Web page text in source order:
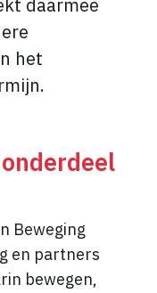
daarmee
het
Beweging
en partners
bewegen,